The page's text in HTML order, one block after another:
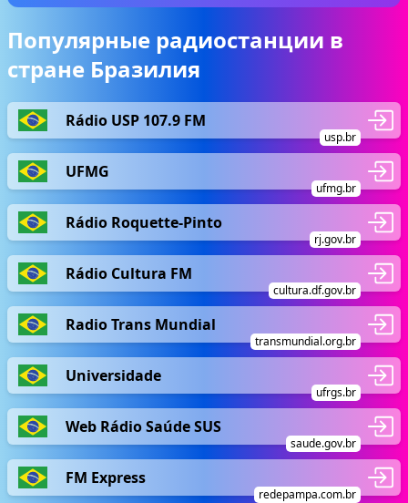
Популярные радиостанции в
стране Бразилия
Rádio USP 107.9 FM
usp.br
UFMG
ufmg.br
Rádio Roquette-Pinto
rj.gov.br
Rádio Cultura FM
cultura.df.gov.br
Radio Trans Mundial
transmundial.org.br
Universidade
ufrgs.br
Web Rádio Saúde SUS
saude.gov.br
FM Express
redepampa.com.br